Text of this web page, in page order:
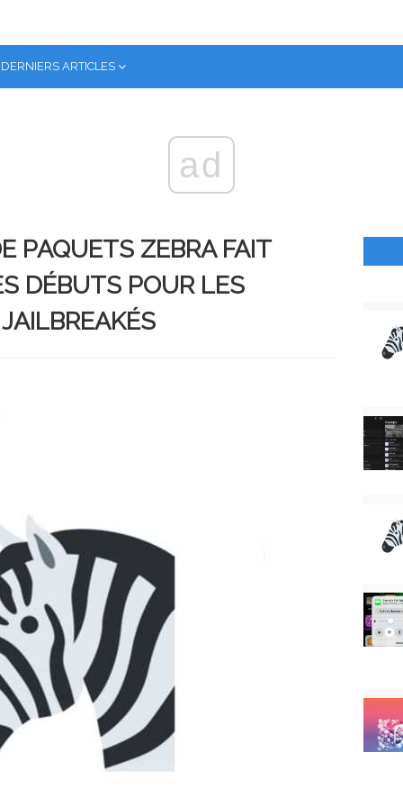
DERNIERS ARTICLES
ad
PAQUETS ZEBRA FAIT
DÉBUTS POUR LES